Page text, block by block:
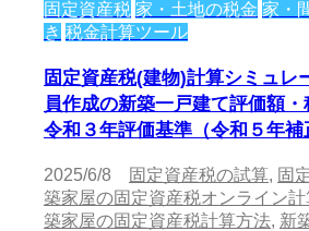
固定資産税 家・土地の税金 家・
き 税金計算ツール
固定資産税(建物)計算シミュレ
員作成の新築一戸建て評価額・
令和３年評価基準（令和５年補
2025/6/8 固定資産税の試算, 固
築家屋の固定資産税オンライン
築家屋の固定資産税計算方法, 新